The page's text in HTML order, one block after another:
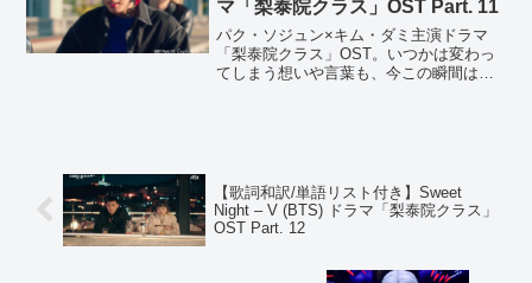
マ「梨泰院クラス」OST Part. 11
パク・ソジュン×キム・ダミ主演ドラマ
「梨泰院クラス」OST。いつかは変わっ
てしまう想いや言葉も、今この瞬間は抱
【歌詞和訳/単語リスト付き】Sweet
Night – V (BTS) ドラマ「梨泰院クラス」
OST Part. 12